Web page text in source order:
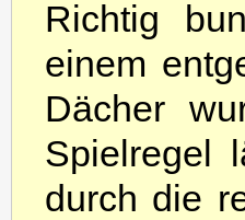
Richtig
einem
Dächer
Spielregel
durch die